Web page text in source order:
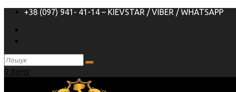
+38 (097) 941- 41-14 – KIEVSTAR / VIBER / WHATSAPP
0 Items